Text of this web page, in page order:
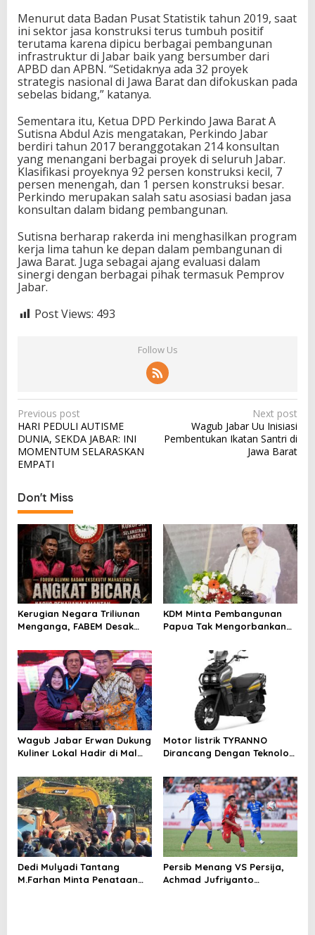
Menurut data Badan Pusat Statistik tahun 2019, saat
ini sektor jasa konstruksi terus tumbuh positif
terutama karena dipicu berbagai pembangunan
infrastruktur di Jabar baik yang bersumber dari
APBD dan APBN. “Setidaknya ada 32 proyek
strategis nasional di Jawa Barat dan difokuskan pada
sebelas bidang,” katanya.
Sementara itu, Ketua DPD Perkindo Jawa Barat A
Sutisna Abdul Azis mengatakan, Perkindo Jabar
berdiri tahun 2017 beranggotakan 214 konsultan
yang menangani berbagai proyek di seluruh Jabar.
Klasifikasi proyeknya 92 persen konstruksi kecil, 7
persen menengah, dan 1 persen konstruksi besar.
Perkindo merupakan salah satu asosiasi badan jasa
konsultan dalam bidang pembangunan.
Sutisna berharap rakerda ini menghasilkan program
kerja lima tahun ke depan dalam pembangunan di
Jawa Barat. Juga sebagai ajang evaluasi dalam
sinergi dengan berbagai pihak termasuk Pemprov
Jabar.
Post Views: 493
Follow Us
P
o
s
t
n
a
v
i
g
a
t
i
o
n
Previous post
HARI PEDULI AUTISME
DUNIA, SEKDA JABAR: INI
MOMENTUM SELARASKAN
EMPATI
Next post
Wagub Jabar Uu Inisiasi
Pembentukan Ikatan Santri di
Jawa Barat
Don't Miss
Kerugian Negara Triliunan
Menganga, FABEM Desak
Afiliasi Tersangka MBG
KDM Minta Pembangunan
Papua Tak Mengorbankan
Wagub Jabar Erwan Dukung
Kuliner Lokal Hadir di Mal
Motor listrik TYRANNO
Dirancang Dengan Teknologi
Dedi Mulyadi Tantang
M.Farhan Minta Penataan
Persib Menang VS Persija,
Achmad Jufriyanto